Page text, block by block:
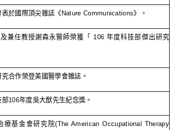
於國際頂尖雜誌《 Nature Communications》。
兼任教授謝森永醫師榮獲「 106年度科技部傑出研究
合作榮登美國醫學會雜誌。
部106年度吳大猷先生紀念獎。
療基金會研究院(The American Occupational Therapy